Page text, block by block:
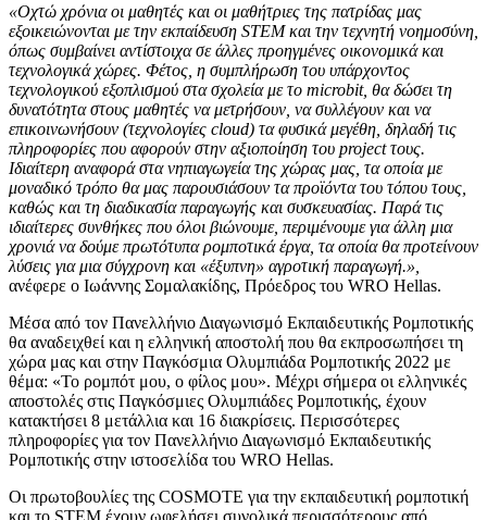
«Οχτώ χρόνια οι μαθητές και οι μαθήτριες της πατρίδας μας
εξοικειώνονται με την εκπαίδευση STEMκαι την τεχνητή νοημοσύνη,
όπως συμβαίνει αντίστοιχα σε άλλες προηγμένες οικονομικά και
τεχνολογικά χώρες. Φέτος, η συμπλήρωση του υπάρχοντος
τεχνολογικού εξοπλισμού στα σχολεία με το microbit, θα δώσει τη
δυνατότητα στους μαθητές να μετρήσουν, να συλλέγουν και να
επικοινωνήσουν (τεχνολογίες cloud) τα φυσικά μεγέθη, δηλαδή τις
πληροφορίες που αφορούν στην αξιοποίηση του projectτους.
Ιδιαίτερη αναφορά στα νηπιαγωγεία της χώρας μας, τα οποία με
μοναδικό τρόπο θα μας παρουσιάσουν τα προϊόντα του τόπου τους,
καθώς και τη διαδικασία παραγωγής και συσκευασίας. Παρά τις
ιδιαίτερες συνθήκες που όλοι βιώνουμε, περιμένουμε για άλλη μια
χρονιά να δούμε πρωτότυπα ρομποτικά έργα, τα οποία θα προτείνουν
λύσεις για μια σύγχρονη και «έξυπνη» αγροτική παραγωγή.»,
ανέφερε ο Ιωάννης Σομαλακίδης, Πρόεδρος του WRO Hellas.
Μέσα από τον Πανελλήνιο Διαγωνισμό Εκπαιδευτικής Ρομποτικής
θα αναδειχθεί και η ελληνική αποστολή που θα εκπροσωπήσει τη
χώρα μας και στην Παγκόσμια Ολυμπιάδα Ρομποτικής 2022 με
θέμα: «Το ρομπότ μου, ο φίλος μου». Μέχρι σήμερα οι ελληνικές
αποστολές στις Παγκόσμιες Ολυμπιάδες Ρομποτικής, έχουν
κατακτήσει 8 μετάλλια και 16 διακρίσεις. Περισσότερες
πληροφορίες για τον Πανελλήνιο Διαγωνισμό Εκπαιδευτικής
Ρομποτικής στην ιστοσελίδα του WRO Hellas.
Οι πρωτοβουλίες της COSMOTE για την εκπαιδευτική ρομποτική
και το STEM έχουν ωφελήσει συνολικά περισσότερους από